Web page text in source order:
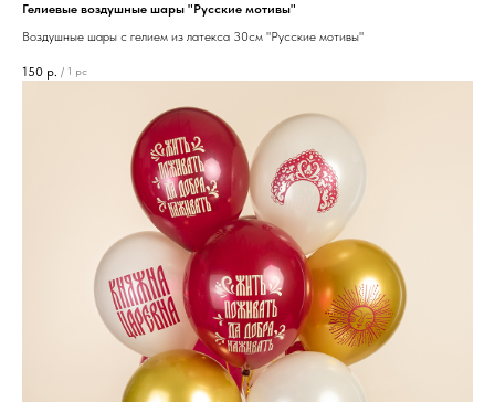
Гелиевые воздушные шары "Русские мотивы"
Воздушные шары с гелием из латекса 30см "Русские мотивы"
150 р. / 1 pc